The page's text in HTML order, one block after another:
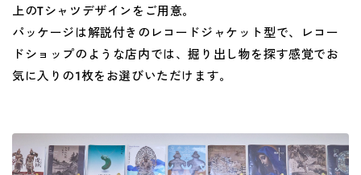
上のTシャツデザインをご用意。
パッケージは解説付きのレコードジャケット型で、レコー
ドショップのような店内では、掘り出し物を探す感覚でお
気に入りの1枚をお選びいただけます。